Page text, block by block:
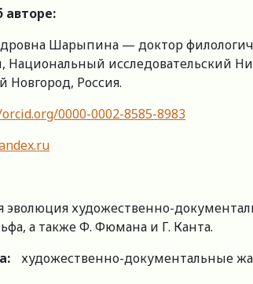
Шарыпина — доктор
Национальный исследовательский
Новгород, Россия.
0000-0002-8585-8983
эволюция художественно-
а также Ф. Фюмана и Г. Канта.
художественно-документальные